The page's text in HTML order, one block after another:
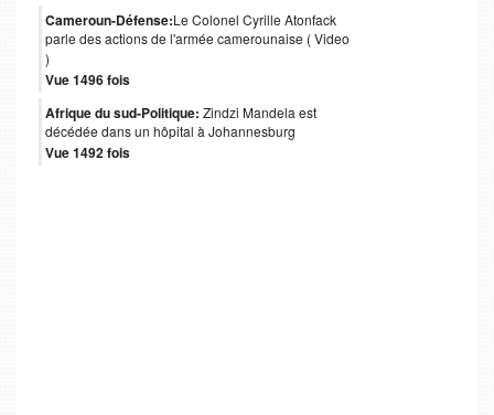
Cameroun-Défense:Le Colonel Cyrille Atonfack
parle des actions de l'armée camerounaise ( Video
)
Vue 1496 fois
Afrique du sud-Politique: Zindzi Mandela est
décédée dans un hôpital à Johannesburg
Vue 1492 fois